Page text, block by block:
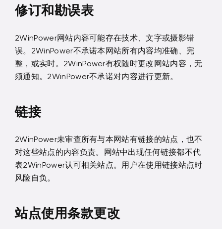
修订和勘误表
2WinPower网站内容可能存在技术、文字或摄影错
误。2WinPower不承诺本网站所有内容均准确、完
整，或实时。2WinPower有权随时更改网站内容，无
须通知。2WinPower不承诺对内容进行更新。
链接
2WinPower未审查所有与本网站有链接的站点，也不
对这些站点的内容负责。网站中出现任何链接都不代
表2WinPower认可相关站点。用户在使用链接站点时
风险自负。
站点使用条款更改